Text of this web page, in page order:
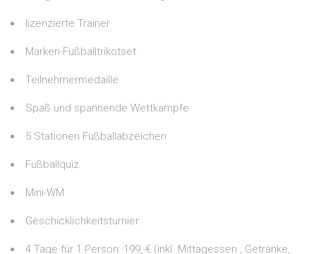
lizenzierte Trainer
Marken-Fußballtrikotset
Teilnehmermedaille
Spaß und spannende Wettkämpfe
5 Stationen Fußballabzeichen
Fußballquiz
Mini-WM
Geschicklichkeitsturnier
4 Tage für 1 Person: 199,-€ (inkl. Mittagessen , Getränke,